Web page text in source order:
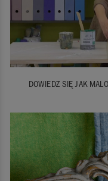
DOWIEDZ SIĘ JAK